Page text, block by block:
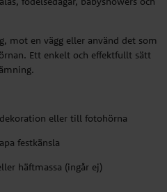
mot en vägg eller använd det som
Ett enkelt och effektfullt sätt
eller till fotohörna
festkänsla
häftmassa (ingår ej)